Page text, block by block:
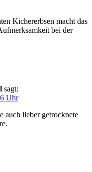
Kichererbsen macht das
bei der
sagt:
Uhr
auch lieber getrocknete